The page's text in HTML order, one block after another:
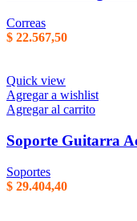
Correas
$ 22.567,50
Quick view
Agregar a wishlist
Agregar al carrito
Soporte Guitarra
Soportes
$ 29.404,40